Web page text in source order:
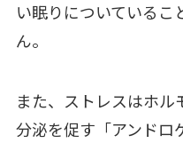
い眠りについているこ
ん。
また、ストレスはホ
分泌を促す「アンドロ